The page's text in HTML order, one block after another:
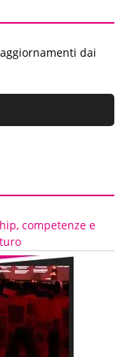
dai
competenze e